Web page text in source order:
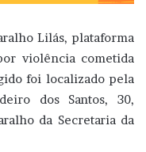
Lilás, plataforma
violência cometida
foi localizado pela
dos Santos, 30,
da Secretaria da